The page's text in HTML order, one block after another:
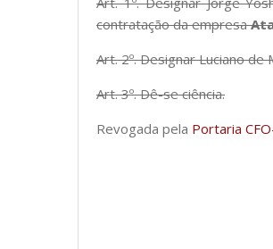
contratação da empresa
Art. 2º. Designar Luciano
Art. 3º. Dê-se ciência.
Revogada pela Portaria